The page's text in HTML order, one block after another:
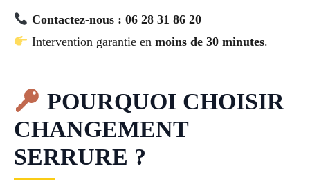
Contactez-nous : 06 28 31 86 20
Intervention garantie en moins de 30 minutes.
POURQUOI CHOISIR
CHANGEMENT
SERRURE ?